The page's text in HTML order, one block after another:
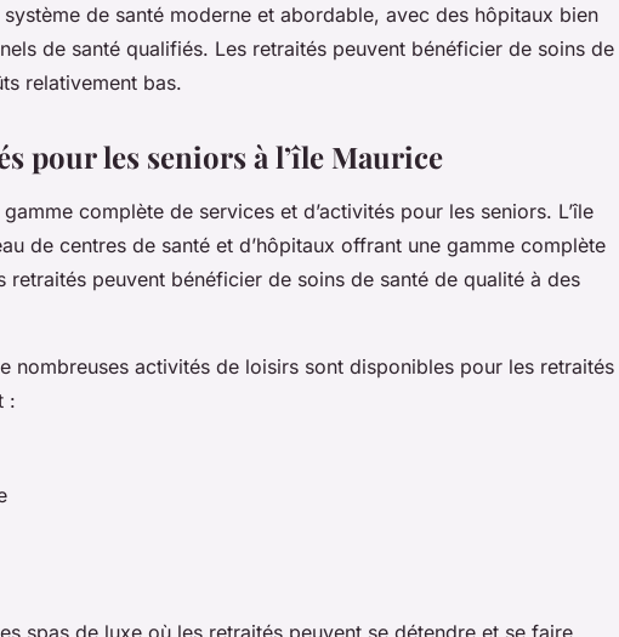
système de santé moderne et abordable, avec des hôpitaux bien
de santé qualifiés. Les retraités peuvent bénéficier de soins de
relativement bas.
pour les seniors à l’île Maurice
complète de services et d’activités pour les seniors. L’île
de centres de santé et d’hôpitaux offrant une gamme complète
retraités peuvent bénéficier de soins de santé de qualité à des
nombreuses activités de loisirs sont disponibles pour les retraités
: